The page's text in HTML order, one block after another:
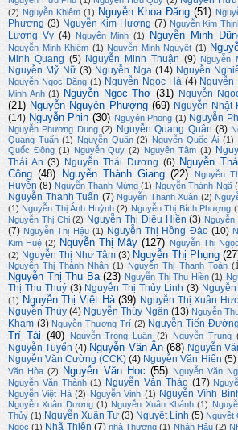
(2) Nguyễn Khiêm (1) Nguyễn Khoa Đăng (51)
Phương (3) Nguyễn Kim Hương (7) Nguyễn Kim
Lương Vỵ (4) Nguyên Minh (1) Nguyễn Minh
Nguyễn Minh Khiêm (1) Nguyễn Minh Nguyệt (1)
Minh Quang (5) Nguyễn Minh Thuận (9) Nguyễn
Nguyễn Mỹ Nữ (3) Nguyễn Nga (14) Nguyễn
Nguyễn Ngọc Đặng (1) Nguyễn Ngọc Hà (4) Nguyễn
Minh Anh (1) Nguyễn Ngọc Thơ (31) Nguyễn
(21) Nguyễn Nguyên Phượng (69) Nguyễn Nhật
(14) Nguyễn Phin (30) Nguyên Phong (1) Nguyễn
Nguyễn Phương Dung (2) Nguyễn Quang Quân (8)
Quang Tuấn (1) Nguyễn Quân (2) Nguyễn Quốc Ái (1)
Quốc Đông (1) Nguyễn Quy (2) Nguyên Tâm (1)
Thái An (3) Nguyễn Thái Dương (6) Nguyễn
Công (48) Nguyễn Thành Giang (22) Nguyễn
Huyền (8) Nguyễn Thanh Mừng (1) Nguyễn Thánh Ngã
Nguyễn Thanh Tuấn (7) Nguyễn Thanh Xuân (2)
(1) Nguyễn Thị Ánh Huỳnh (2) Nguyễn Thị Bích Phượng
Nguyễn Thị Chi (2) Nguyễn Thị Diệu Hiền (3) Nguyễn
(7) Nguyễn Thị Hậu (1) Nguyễn Thị Hồng Đào (10)
Kim Huệ (2) Nguyễn Thị Mây (127) Nguyễn Thị
(2) Nguyễn Thị Như Tâm (3) Nguyễn Thị Phụng
Nguyễn Thị Thành Nhân (1) Nguyễn Thị Thanh Toàn
Nguyễn Thị Thu Ba (23) Nguyễn Thị Thu Hiền (1)
Thị Thu Thuý (3) Nguyễn Thị Thùy Linh (3)
(1) Nguyễn Thị Việt Hà (39) Nguyễn Thị Xuân
Nguyễn Thủy (4) Nguyễn Thúy Ngân (13) Nguyễn
Kham (3) Nguyễn Thượng Trí (2) Nguyễn Tiến Đường
Trí Tài (40) Nguyễn Trọng Luân (2) Nguyễn Trung
Nguyễn Tuyển (4) Nguyễn Văn Ân (68) Nguyễn
Nguyễn Văn Cường (CCK) (4) Nguyễn Văn Hiến (5)
Văn Hòa (2) Nguyễn Văn Học (55) Nguyễn Văn
Nguyễn Văn Thành (1) Nguyễn Văn Thảo (17)
Nguyễn Việt Hà (2) Nguyễn Vinh (1) Nguyễn Vĩnh
Nguyễn Xuân Dương (1) Nguyễn Xuân Khánh (1)
Thủy (1) Nguyễn Xuân Tư (3) Nguyệt Linh (5) Nguyệt
Ngọc (1) Nhã Thiên (7) nhà Thương (1) Nhân Hậu (2)